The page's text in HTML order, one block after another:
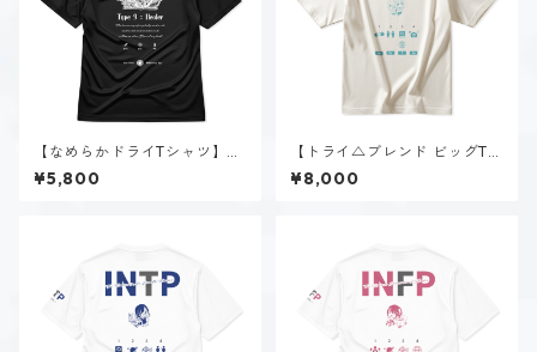
【なめらかドライTシャツ】タ
イプ９-慈しむ人（ダーク）｜
ブラック
¥5,800
【トライ△ブレンド ビッグTシ
ャツ】神道 いのり（INFJ）｜
ヴィンテージオフホワイト
¥8,000